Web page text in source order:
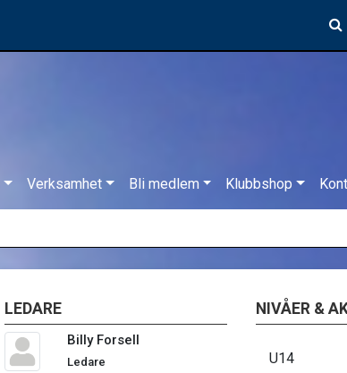
Verksamhet Bli medlem Klubbshop
LEDARE
Billy Forsell
Ledare
NIVÅER &
U14